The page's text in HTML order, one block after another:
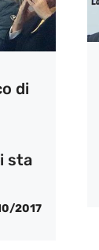
di
sta
2017